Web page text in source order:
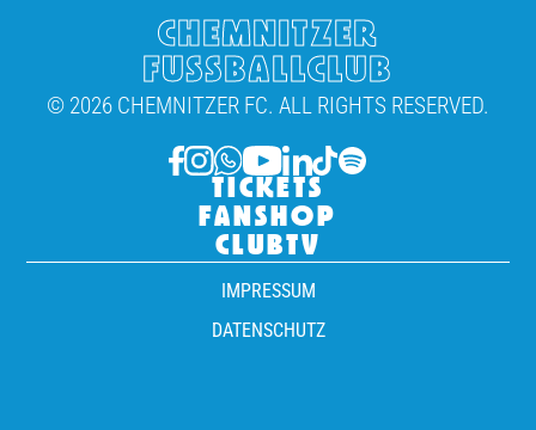
CHEMNITZER
FUSSBALLCLUB
© 2026 CHEMNITZER FC. ALL RIGHTS RESERVED.
TICKETS
FANSHOP
CLUBTV
IMPRESSUM
DATENSCHUTZ